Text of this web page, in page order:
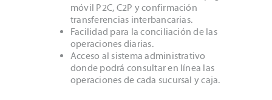
móvil P2C, C2P y confirmación
transferencias interbancarias.
Facilidad para la conciliación de las
operaciones diarias.
Acceso al sistema administrativo
donde podrá consultar en línea las
operaciones de cada sucursal y caja.